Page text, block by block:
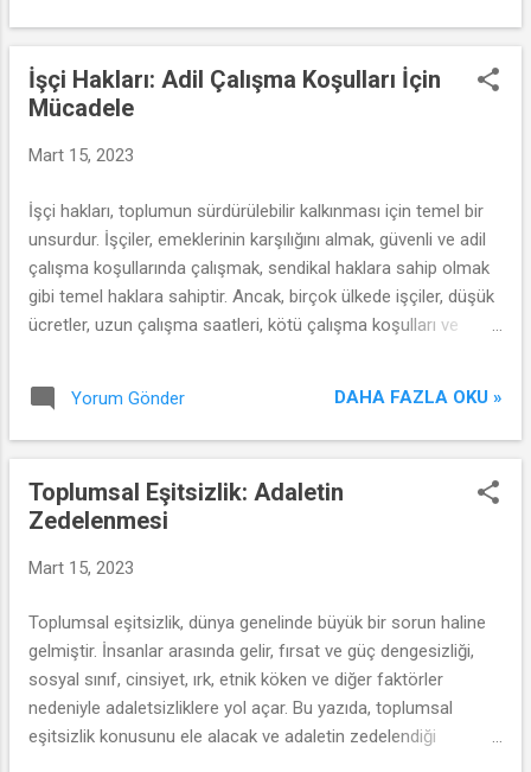
İşçi Hakları: Adil Çalışma Koşulları İçin
Mücadele
Mart 15, 2023
İşçi hakları, toplumun sürdürülebilir kalkınması için temel bir
unsurdur. İşçiler, emeklerinin karşılığını almak, güvenli ve adil
çalışma koşullarında çalışmak, sendikal haklara sahip olmak
gibi temel haklara sahiptir. Ancak, birçok ülkede işçiler, düşük
ücretler, uzun çalışma saatleri, kötü çalışma koşulları ve
mücadelede yapılması gerekenleri tartışacağız.
Yorum Gönder DAHA FAZLA OKU »
Toplumsal Eşitsizlik: Adaletin
Zedelenmesi
Mart 15, 2023
Toplumsal eşitsizlik, dünya genelinde büyük bir sorun haline
gelmiştir. İnsanlar arasında gelir, fırsat ve güç dengesizliği,
sosyal sınıf, cinsiyet, ırk, etnik köken ve diğer faktörler
nedeniyle adaletsizliklere yol açar. Bu yazıda, toplumsal
eşitsizlik konusunu ele alacak ve adaletin zedelendiği